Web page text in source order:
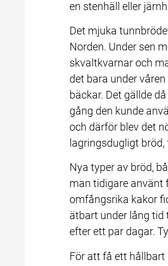
en stenhäll eller
Det mjuka
Norden. Under sen
skvaltkvarnar och
det bara under
bäckar. Det gällde
gång den kunde
och därför blev det
lagringsdugligt
Nya typer av bröd,
man tidigare använt
omfångsrika kakor
ätbart under lång
efter ett par dagar.
För att få ett